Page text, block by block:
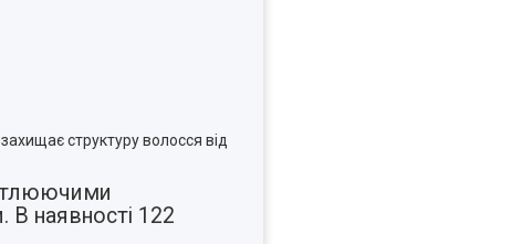
структуру волосся від
В наявності 122